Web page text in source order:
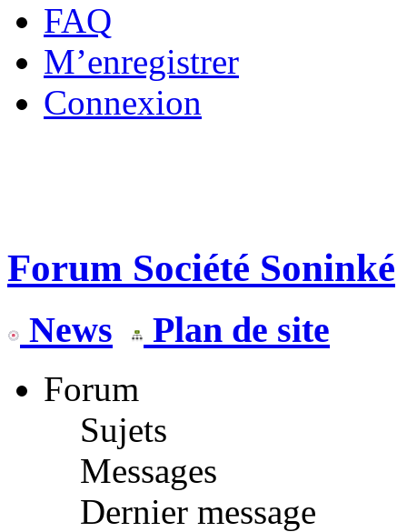
FAQ
M’enregistrer
Connexion
Forum Société Soninké
News Plan de site
Forum
Sujets
Messages
Dernier message